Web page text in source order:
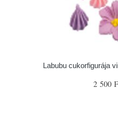
Labubu cukorfigurája
2 500